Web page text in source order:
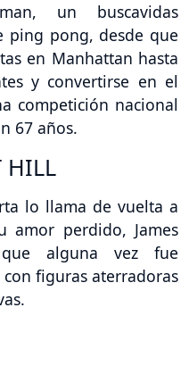
un buscavidas
ping pong, desde que
en Manhattan hasta
y convertirse en el
competición nacional
67 años.
HILL
lo llama de vuelta a
amor perdido, James
alguna vez fue
figuras aterradoras